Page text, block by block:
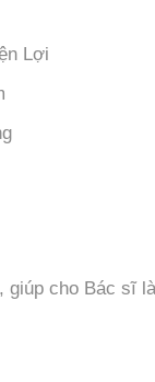
Lợi
giúp cho Bác sĩ